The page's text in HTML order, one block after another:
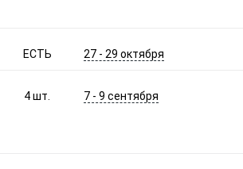
ЕСТЬ 27 - 29 октября
4шт. 7 - 9 сентября